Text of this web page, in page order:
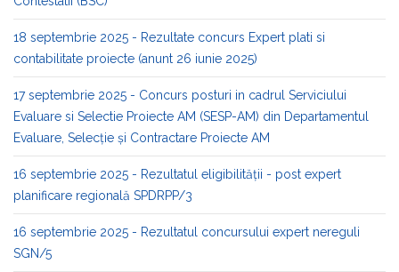
18 septembrie 2025 - Rezultate concurs Expert plati si
contabilitate proiecte (anunt 26 iunie 2025)
17 septembrie 2025 - Concurs posturi in cadrul Serviciului
Evaluare si Selectie Proiecte AM (SESP-AM) din Departamentul
Evaluare, Selecție și Contractare Proiecte AM
16 septembrie 2025 - Rezultatul eligibilității - post expert
planificare regională SPDRPP/3
16 septembrie 2025 - Rezultatul concursului expert nereguli
SGN/5